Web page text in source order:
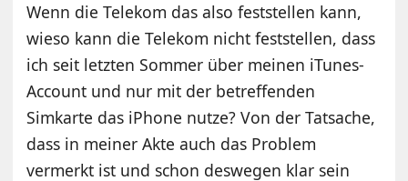
Wenn die Telekom das also feststellen kann,
wieso kann die Telekom nicht feststellen, dass
ich seit letzten Sommer über meinen iTunes-
Account und nur mit der betreffenden
Simkarte das iPhone nutze? Von der Tatsache,
dass in meiner Akte auch das Problem
vermerkt ist und schon deswegen klar sein